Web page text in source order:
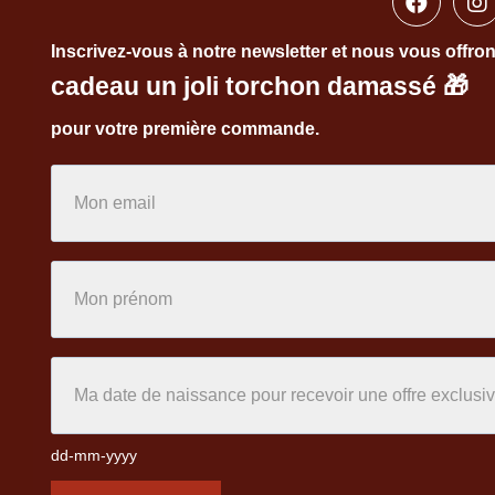
Inscrivez-vous à notre newsletter et nous vous
cadeau un joli torchon damassé 🎁
pour votre première commande.
dd-mm-yyyy